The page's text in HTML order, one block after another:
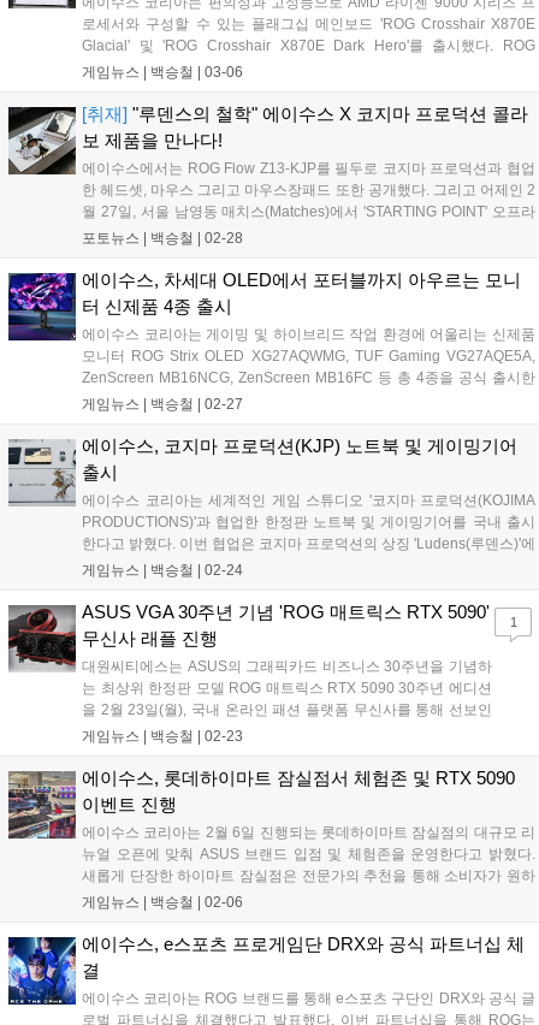
로세서와 구성할 수 있는 플래그십 메인보드 'ROG Crosshair X870E
Glacial' 및 'ROG Crosshair X870E Dark Hero'를 출시했다. ROG
Crosshair 메인보드 시리즈는 20년의 역사를 바탕으로 하이엔드 부품,
스와 뛰어난 성능을 갖춘 라인업이다. 특히 이번 신제품에는 DDR5 메모
리 성능을 끌어올리는 NitroPath DRAM 기술과 조립 편의성을 개선한
AIO Q-Connector 등 최신 기술이 대거 적용된 것이 특징이다....
게임뉴스 | 백승철 | 03-06
[취재] "루덴스의 철학" 에이수스 X 코지마 프로덕션 콜라
보 제품을 만나다!
에이수스에서는 ROG Flow Z13-KJP를 필두로 코지마 프로덕션과 협업
한 헤드셋, 마우스 그리고 마우스장패드 또한 공개했다. 그리고 어제인 2
월 27일, 서울 남영동 매치스(Matches)에서 'STARTING POINT' 오프라
인 이벤트를 진행했다. ROG Flow Z13-KJP는 코지마 프로덕션의 '신카
늄 섀시와 카본 파이버 액센트, 그리고 제품 곳곳에 각인된 타이포그래
피와 금빛 포인트는 게임 속 장비를 그대로 옮겨온 듯한 디테일을 보여
준다. 단순히 하이엔드 장비를 뛰어넘어, 하나의 테크 오브제로서의 역
할 또한 고려하여 제작된듯하다....
포토뉴스 | 백승철 | 02-28
에이수스, 차세대 OLED에서 포터블까지 아우르는 모니
터 신제품 4종 출시
에이수스 코리아는 게이밍 및 하이브리드 작업 환경에 어울리는 신제품
모니터 ROG Strix OLED XG27AQWMG, TUF Gaming VG27AQE5A,
ZenScreen MB16NCG, ZenScreen MB16FC 등 총 4종을 공식 출시한
다고 밝혔다. 'ROG Strix OLED XG27AQWMG'는 27인치 크기에 QHD
'탠덤(Tandem) OLED' 기술을 적용해 기존 세대 WOLED 패널 대비 15%
향상된 피크 밝기와 25% 확장된 컬러 영역, 60% 더 긴 OLED 수명을 제
공하는 것이 특징이다....
게임뉴스 | 백승철 | 02-27
에이수스, 코지마 프로덕션(KJP) 노트북 및 게이밍기어
출시
에이수스 코리아는 세계적인 게임 스튜디오 '코지마 프로덕션(KOJIMA
PRODUCTIONS)'과 협업한 한정판 노트북 및 게이밍기어를 국내 출시
한다고 밝혔다. 이번 협업은 코지마 프로덕션의 상징 'Ludens(루덴스)'에
서 영감을 받아 ROG의 도전 정신을 담은 메시지 'For Ludens Who
KJP는 코지마 프로덕션 디자인을 담은 한정판 스페셜 에디션으로 전설
적인 아티스트 신카와 요지의 컨셉 아트 기반 디자인 요소를 제품 디테
일에 적용해 협업 아이덴티티를 강화했다. 또한 전용 케이스와 커스텀
패키징, 맞춤형 전원 어댑터, Armoury Crate 전용 테마 등 스페셜 에디션
만의 구성을 제공해 소장 가치를 높였다....
게임뉴스 | 백승철 | 02-24
ASUS VGA 30주년 기념 'ROG 매트릭스 RTX 5090'
무신사 래플 진행
대원씨티에스는 ASUS의 그래픽카드 비즈니스 30주년을 기념하
는 최상위 한정판 모델 ROG 매트릭스 RTX 5090 30주년 에디션
을 2월 23일(월), 국내 온라인 패션 플랫폼 무신사를 통해 선보인
다. 이번에 선보이는 'ROG 매트릭스 RTX 5090 30주년 에디션'은
을 집대성한 제품이다. 엔비디아의 최신 플래그십 GPU인
GeForce RTX 5090을 기반으로, ASUS만의 독보적인 쿨링 솔루
션과 프리미엄 디자인이 적용되었다....
게임뉴스 | 백승철 | 02-23
1
에이수스, 롯데하이마트 잠실점서 체험존 및 RTX 5090
이벤트 진행
에이수스 코리아는 2월 6일 진행되는 롯데하이마트 잠실점의 대규모 리
뉴얼 오픈에 맞춰 ASUS 브랜드 입점 및 체험존을 운영한다고 밝혔다.
새롭게 단장한 하이마트 잠실점은 전문가의 추천을 통해 소비자가 원하
는 사양으로 맞춤형 조립 PC를 구매할 수 있는 전용 공간인 '조립 PC
ROG(Republic of Gamers)를 비롯해 TUF Gaming, ProArt, Prime 등 다
양한 제품 라인업을 전시하고, 신뢰성 높은 고성능 PC를 구성할 수 있는
'Powered by ASUS' PC 솔루션을 선보인다....
게임뉴스 | 백승철 | 02-06
에이수스, e스포츠 프로게임단 DRX와 공식 파트너십 체
결
에이수스 코리아는 ROG 브랜드를 통해 e스포츠 구단인 DRX와 공식 글
로벌 파트너십을 체결했다고 발표했다. 이번 파트너십을 통해 ROG는